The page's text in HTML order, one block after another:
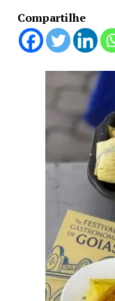
Compartilhe